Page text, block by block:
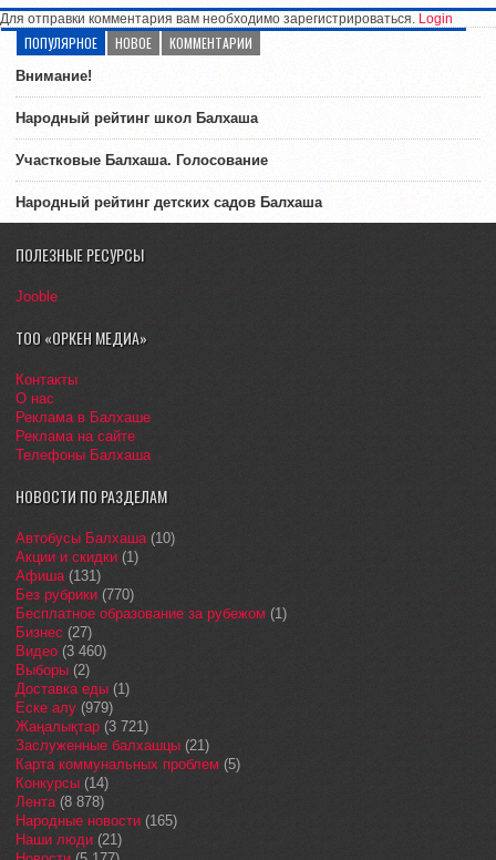
Для отправки комментария вам необходимо зарегистрироваться. Login
ПОПУЛЯРНОЕ НОВОЕ КОММЕНТАРИИ
Внимание!
Народный рейтинг школ Балхаша
Участковые Балхаша. Голосование
Народный рейтинг детских садов Балхаша
ПОЛЕЗНЫЕ РЕСУРСЫ
Jooble
ТОО «ОРКЕН МЕДИА»
Контакты
О нас
Реклама в Балхаше
Реклама на сайте
Телефоны Балхаша
НОВОСТИ ПО РАЗДЕЛАМ
Автобусы Балхаша(10)
Акции и скидки (1)
Афиша(131)
Без рубрики (770)
Бесплатное образование за рубежом (1)
Бизнес (27)
Видео (3 460)
Выборы (2)
Доставка еды (1)
Еске алу (979)
Жаңалықтар (3 721)
Заслуженные балхашцы (21)
Карта коммунальных проблем (5)
Конкурсы (14)
Лента(8 878)
Народные новости (165)
Наши люди (21)